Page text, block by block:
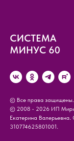
СИСТЕМА
МИНУС 60
© Все права защищены.
© 2008 - 2026 ИП
Екатерина
310774625801001.